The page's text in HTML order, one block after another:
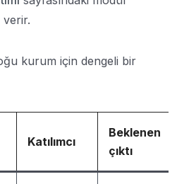
verir.
kurum için dengeli bir
Katılımcı
Beklenen
çıktı